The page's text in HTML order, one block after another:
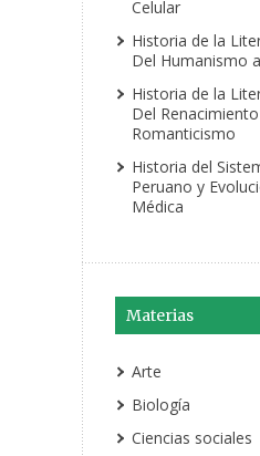
Celular
Historia de la
Del Humanismo
Historia de la
Del
Romanticismo
Historia del
Peruano y
Médica
Materias
Arte
Biología
Ciencias sociales